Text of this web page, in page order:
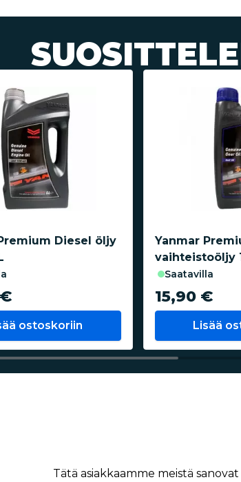
Diesel öljy
ostoskoriin
Yanmar
vaihteistoöljy
saatavilla
15,90 €
Lisää
Tätä asiakkaamme meistä sanovat